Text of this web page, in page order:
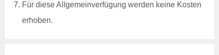
Für diese Allgemeinverfügung werden keine Kosten
erhoben.